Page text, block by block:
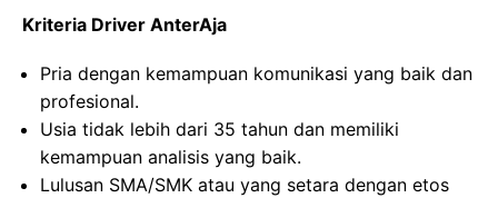
Kriteria Driver AnterAja
Pria dengan kemampuan komunikasi yang baik dan
profesional.
Usia tidak lebih dari 35 tahun dan memiliki
kemampuan analisis yang baik.
Lulusan SMA/SMK atau yang setara dengan etos